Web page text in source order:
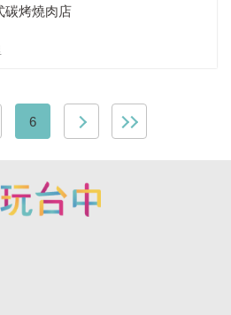
碳烤燒肉店
6